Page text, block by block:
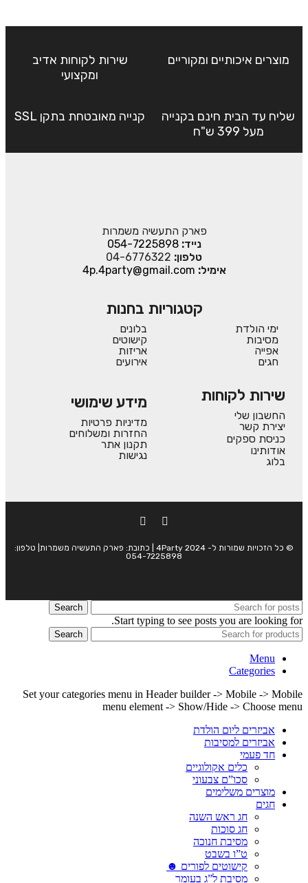
מוצרים איכותיים ומקוריים
שירות לקוחות אדיב
ומקצועי
שליח עד הבית חינם בקנייה
מעל 399 ש"ח
קנייה מאובטחת בתקן SSL
פארק התעשיה משמרות
נייד:054-7225898
טלפון: 04-6776322
אימיל: 4p.4party@gmail.com
קטגוריות בחנות
ימי הולדת
מסיבות
אפייה
חגים
בלונים
קישוטים
אריזות
אירועים
שירות לקוחות
החשבון שלי
יצירת קשר
כניסת ספקים
אודותינו
בלוג
מידע שימושי
מדיניות פרטיות
החזרות ומשלוחים
תקנון אתר
נגישות
© כל הזכויות שמורות ל- 4Party 2024 | כתובת: פארק התעשיה משמרות| טלפון:
054-7225898
Search
Start typing to see posts you are looking for.
Search
Menu
Categories
Set your categories menu in Header builder -> Mobile -> Mobile
menu element -> Show/Hide -> Choose menu
אביזרים ליום הולדת
אביזרים למסיבות
חד פעמי
כלים אקולוגיים
סכו”ם צבעוני
מוצרים משלימים
חגים
חג ראש השנה
חג סוכות
מסיבת חנוכה
ט”ו בשבט
קישוטים לפורים ☻
מסיבת ל”ג בעומר